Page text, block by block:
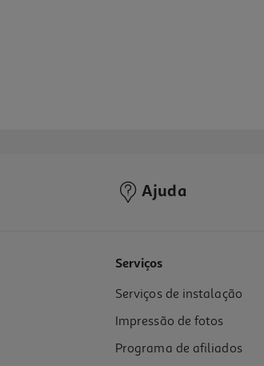
Ajuda
Serviços
Serviços de instalação
Impressão de fotos
Programa de afiliados